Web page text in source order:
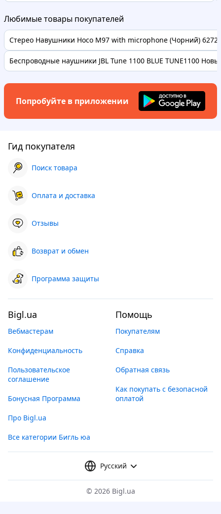
Любимые товары покупателей
Стерео Навушники Hoco M97 with microphone (Чорний)
Беспроводные наушники JBL Tune 1100 BLUE TUNE1100
Попробуйте в приложении
Гид покупателя
Поиск товара
Оплата и доставка
Отзывы
Возврат и обмен
Программа защиты
Bigl.ua
Вебмастерам
Конфиденциальность
Пользовательское
соглашение
Бонусная Программа
Про Bigl.ua
Все категории Бигль юа
Помощь
Покупателям
Справка
Обратная связь
Как покупать с безопасной
оплатой
Русский
© 2026 Bigl.ua